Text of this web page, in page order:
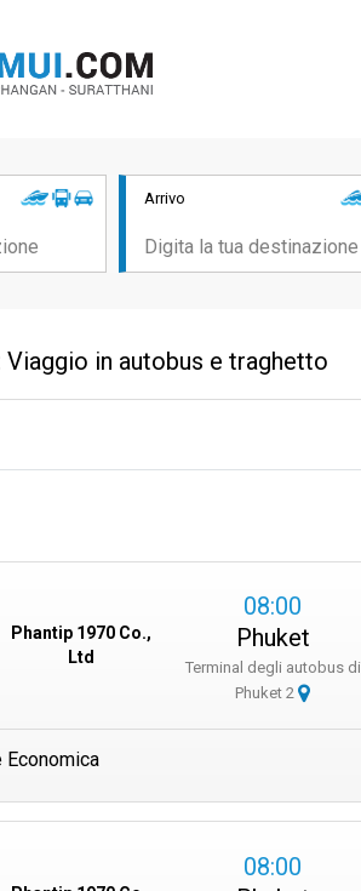
Arrivo
Viaggio in autobus e traghetto
Phantip 1970 Co.,
Ltd
08:00
Phuket
Terminal degli autobus di
Phuket 2
Economica
08:00